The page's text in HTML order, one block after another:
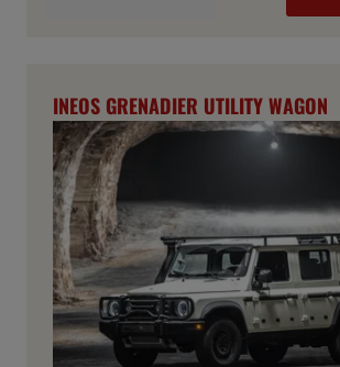
INEOS GRENADIER UTILITY WAGON